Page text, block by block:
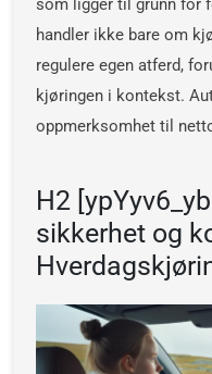
som ligger til grunn for
handler ikke bare om
regulere egen atferd,
kjøringen i kontekst.
oppmerksomhet til
H2
sikkerhet og